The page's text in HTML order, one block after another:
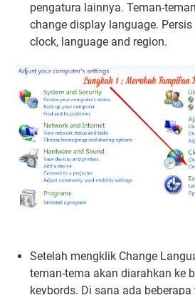
pengatura lainnya. Teman-
change display language.
clock, language and region.
Setelah mengklik Change
teman-tema akan diarahkan ke
keybords. Di sana ada